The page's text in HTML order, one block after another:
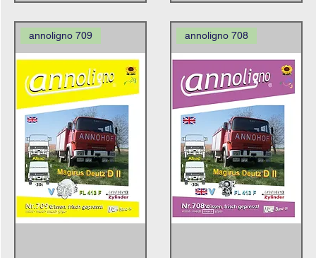
annoligno 709 annoligno 708